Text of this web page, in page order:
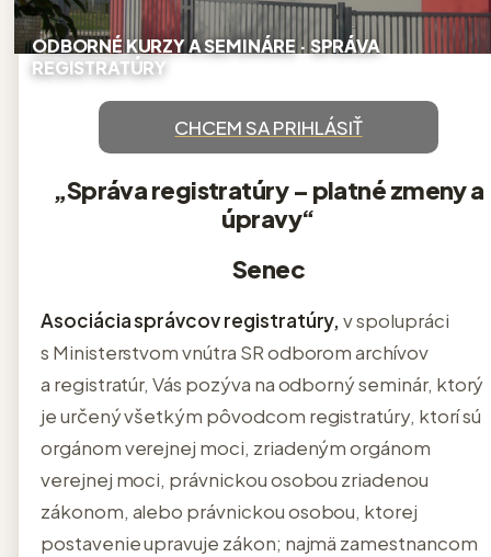
CHCEM SA PRIHLÁSIŤ
„Správa registratúry – platné zmeny a
úpravy“
Senec
Asociácia správcov registratúry,v spolupráci
s Ministerstvom vnútra SR odborom archívov
a registratúr, Vás pozýva na odborný seminár, ktorý
je určený všetkým pôvodcom registratúry, ktorí sú
orgánom verejnej moci, zriadeným orgánom
verejnej moci, právnickou osobou zriadenou
zákonom, alebo právnickou osobou, ktorej
postavenie upravuje zákon; najmä zamestnancom